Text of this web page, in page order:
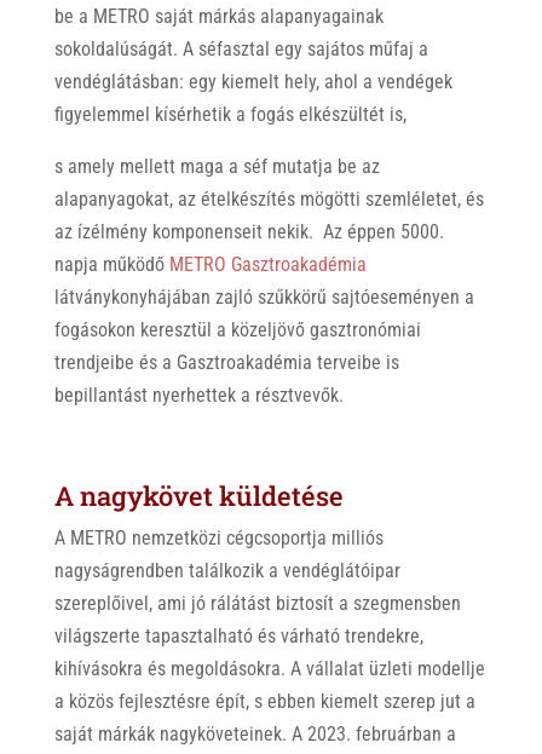
be a METRO saját márkás alapanyagainak
sokoldalúságát. A séfasztal egy sajátos műfaj a
vendéglátásban: egy kiemelt hely, ahol a vendégek
figyelemmel kísérhetik a fogás elkészültét is,
s amely mellett maga a séf mutatja be az
alapanyagokat, az ételkészítés mögötti szemléletet, és
az ízélmény komponenseit nekik. Az éppen 5000.
napja működőMETRO Gasztroakadémia
látványkonyhájában zajló szűkkörű sajtóeseményen a
fogásokon keresztül a közeljövő gasztronómiai
trendjeibe és a Gasztroakadémia terveibe is
bepillantást nyerhettek a résztvevők.
A nagykövet küldetése
A METRO nemzetközi cégcsoportja milliós
nagyságrendben találkozik a vendéglátóipar
szereplőivel, ami jó rálátást biztosít a szegmensben
világszerte tapasztalható és várható trendekre,
kihívásokra és megoldásokra. A vállalat üzleti modellje
a közös fejlesztésre épít, s ebben kiemelt szerep jut a
saját márkák nagyköveteinek. A 2023. februárban a